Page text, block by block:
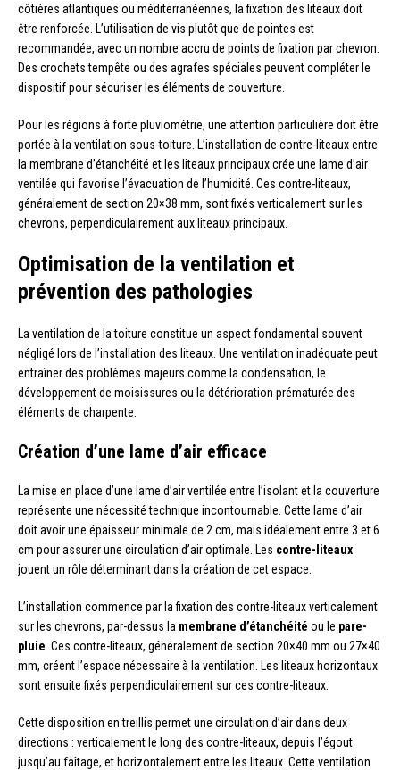
côtières atlantiques ou méditerranéennes, la fixation des liteaux doit
être renforcée. L’utilisation de vis plutôt que de pointes est
recommandée, avec un nombre accru de points de fixation par chevron.
Des crochets tempête ou des agrafes spéciales peuvent compléter le
dispositif pour sécuriser les éléments de couverture.
Pour les régions à forte pluviométrie, une attention particulière doit être
portée à la ventilation sous-toiture. L’installation de contre-liteaux entre
la membrane d’étanchéité et les liteaux principaux crée une lame d’air
ventilée qui favorise l’évacuation de l’humidité. Ces contre-liteaux,
généralement de section 20×38 mm, sont fixés verticalement sur les
chevrons, perpendiculairement aux liteaux principaux.
Optimisation de la ventilation et
prévention des pathologies
La ventilation de la toiture constitue un aspect fondamental souvent
négligé lors de l’installation des liteaux. Une ventilation inadéquate peut
entraîner des problèmes majeurs comme la condensation, le
développement de moisissures ou la détérioration prématurée des
éléments de charpente.
Création d’une lame d’air efficace
La mise en place d’une lame d’air ventilée entre l’isolant et la couverture
représente une nécessité technique incontournable. Cette lame d’air
doit avoir une épaisseur minimale de 2 cm, mais idéalement entre 3 et 6
cm pour assurer une circulation d’air optimale. Les contre-liteaux
jouent un rôle déterminant dans la création de cet espace.
L’installation commence par la fixation des contre-liteaux verticalement
sur les chevrons, par-dessus la membrane d’étanchéité ou le pare-
pluie . Ces contre-liteaux, généralement de section 20×40 mm ou 27×40
mm, créent l’espace nécessaire à la ventilation. Les liteaux horizontaux
sont ensuite fixés perpendiculairement sur ces contre-liteaux.
Cette disposition en treillis permet une circulation d’air dans deux
directions : verticalement le long des contre-liteaux, depuis l’égout
jusqu’au faîtage, et horizontalement entre les liteaux. Cette ventilation